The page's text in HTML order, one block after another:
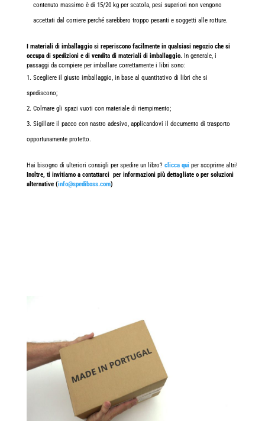
contenuto massimo è di 15/20 kg per scatola, pesi superiori non vengono
accettati dal corriere perché sarebbero troppo pesanti e soggetti alle rotture.
I materiali di imballaggio si reperiscono facilmente in qualsiasi negozio che si
occupa di spedizioni e di vendita di materiali di imballaggio. In generale, i
passaggi da compiere per imballare correttamente i libri sono:
Scegliere il giusto imballaggio, in base al quantitativo di libri che si
spediscono;
Colmare gli spazi vuoti con materiale di riempimento;
Sigillare il pacco con nastro adesivo, applicandovi il documento di trasporto
opportunamente protetto.
Hai bisogno di ulteriori consigli per spedire un libro?clicca quiper scoprirne altri!
Inoltre, ti invitiamo a contattarci per informazioni più dettagliate o per soluzioni
alternative (info@spediboss.com)